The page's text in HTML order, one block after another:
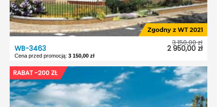
WB-3463 2 950,00 zł
3 150,00 zł
Cena przed promocją: 3 150,00 zł
WB-3463
Dostępność:
5 dni roboczych
Typ projektu:
Wolnostojący
RABAT -200 ZŁ